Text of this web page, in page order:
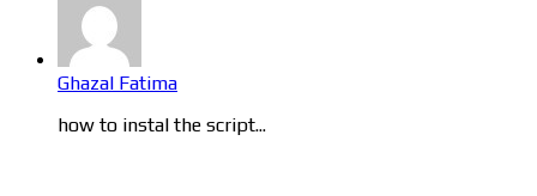
Ghazal Fatima
how to instal the script...